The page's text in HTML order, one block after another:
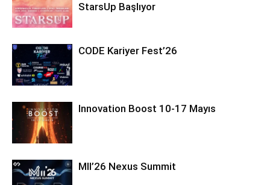
StarsUp Başlıyor
CODE Kariyer Fest’26
Innovation Boost 10-17 Mayıs
MII’26 Nexus Summit